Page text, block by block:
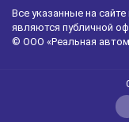
Все указанные на
являются публичной
© ООО «Реальная